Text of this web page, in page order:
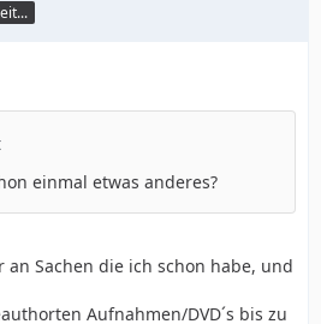
einmal etwas anderes?
Sachen die ich schon habe, und
Aufnahmen/DVD´s bis zu